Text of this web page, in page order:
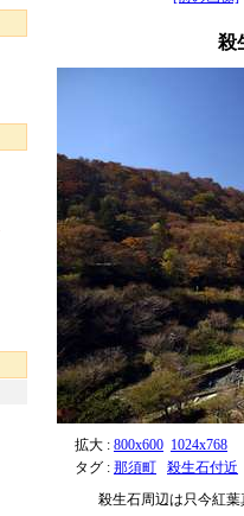
殺
拡大 : 800x600 1024x768
タグ : 那須町
殺生石付近
殺生石周辺は只今紅